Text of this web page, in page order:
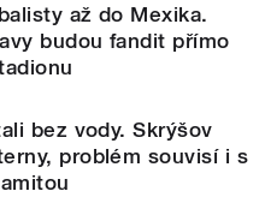
až do Mexika.
budou fandit přímo
bez vody. Skrýšov
problém souvisí i s